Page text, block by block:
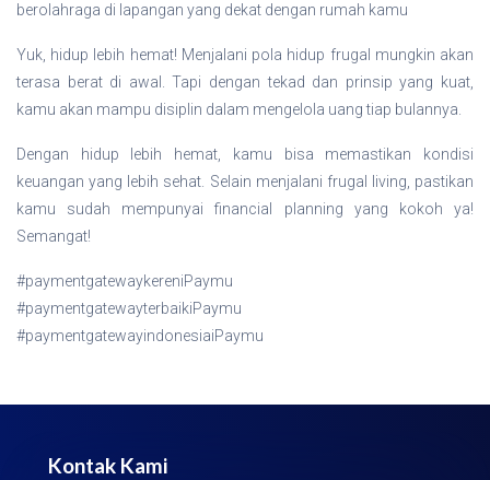
berolahraga di lapangan yang dekat dengan rumah kamu
Yuk, hidup lebih hemat! Menjalani pola hidup frugal mungkin akan
terasa berat di awal. Tapi dengan tekad dan prinsip yang kuat,
kamu akan mampu disiplin dalam mengelola uang tiap bulannya.
Dengan hidup lebih hemat, kamu bisa memastikan kondisi
keuangan yang lebih sehat. Selain menjalani frugal living, pastikan
kamu sudah mempunyai financial planning yang kokoh ya!
Semangat!
#paymentgatewaykereniPaymu
#paymentgatewayterbaikiPaymu
#paymentgatewayindonesiaiPaymu
Kontak Kami